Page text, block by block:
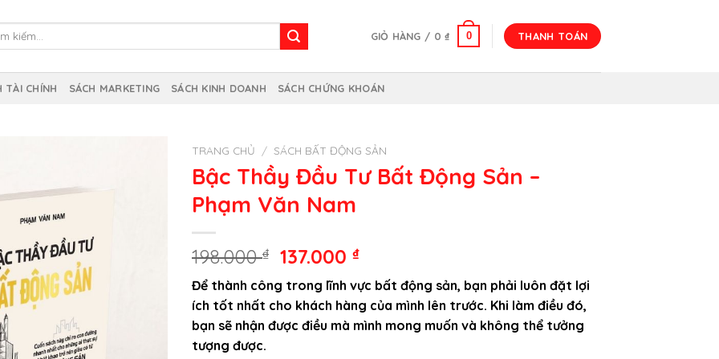
GIỎ HÀNG / 0₫ 0 THANH TOÁN
TÀI CHÍNH SÁCH MARKETING SÁCH KINH DOANH SÁCH CHỨNG KHOÁN
TRANG CHỦ / SÁCH BẤT ĐỘNG SẢN
Bậc Thầy Đầu Tư Bất Động Sản –
Phạm Văn Nam
198.000₫
Giá
là:
198.000 ₫.
137.000₫Giá
hiện
tại
là:
137.000 ₫.
Để thành công trong lĩnh vực bất động sản, bạn phải luôn đặt lợi
ích tốt nhất cho khách hàng của mình lên trước. Khi làm điều đó,
bạn sẽ nhận được điều mà mình mong muốn và không thể tưởng
tượng được.